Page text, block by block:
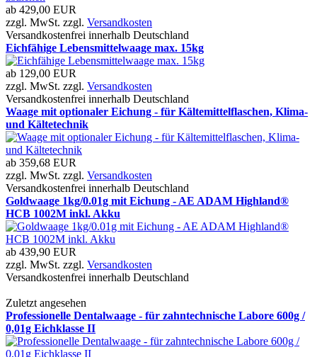
ab 429,00 EUR
zzgl. MwSt. zzgl. Versandkosten
Versandkostenfrei innerhalb Deutschland
Eichfähige Lebensmittelwaage max. 15kg
ab 129,00 EUR
zzgl. MwSt. zzgl. Versandkosten
Versandkostenfrei innerhalb Deutschland
Waage mit optionaler Eichung - für Kältemittelflaschen, Klima-
und Kältetechnik
ab 359,68 EUR
zzgl. MwSt. zzgl. Versandkosten
Versandkostenfrei innerhalb Deutschland
Goldwaage 1kg/0.01g mit Eichung - AE ADAM Highland®
HCB 1002M inkl. Akku
ab 439,90 EUR
zzgl. MwSt. zzgl. Versandkosten
Versandkostenfrei innerhalb Deutschland
Zuletzt angesehen
Professionelle Dentalwaage - für zahntechnische Labore 600g /
0,01g Eichklasse II